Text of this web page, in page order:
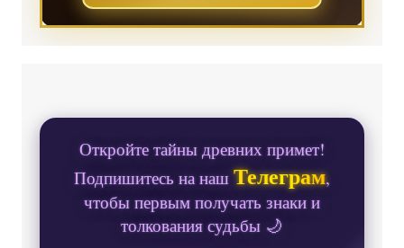
Откройте тайны древних примет!
Подпишитесь на нашТелеграм,
чтобы первым получать знаки и
толкования судьбы 🌙